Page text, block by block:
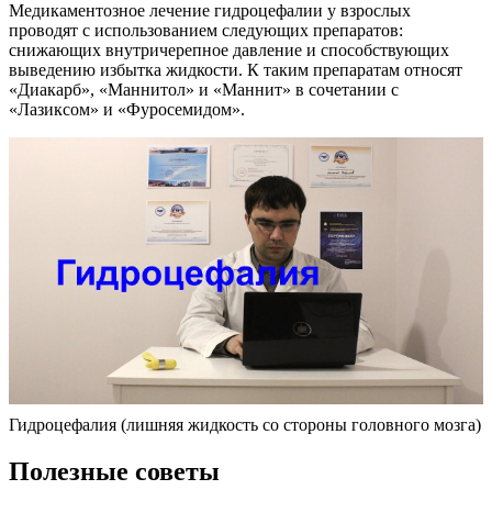
Медикаментозное лечение гидроцефалии у взрослых
проводят с использованием следующих препаратов:
снижающих внутричерепное давление и способствующих
выведению избытка жидкости. К таким препаратам относят
«Диакарб», «Маннитол» и «Маннит» в сочетании с
«Лазиксом» и «Фуросемидом».
Гидроцефалия (лишняя жидкость со стороны головного мозга)
Полезные советы